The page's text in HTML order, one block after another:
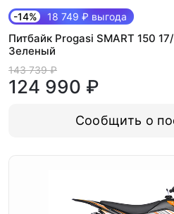
-14% 18 749 ₽ выгода
Питбайк Progasi SMART 150
Зеленый
143 739 ₽
124 990 ₽
Сообщить о